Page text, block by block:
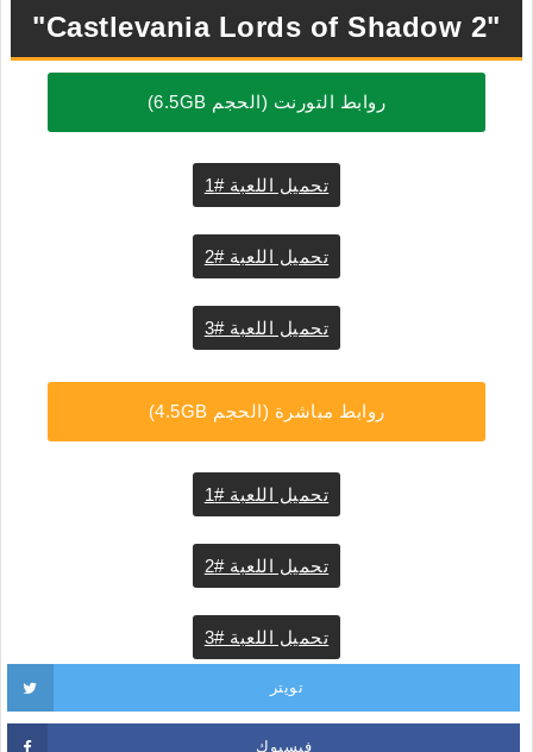
"Castlevania Lords of Shadow 2"
روابط التورنت (الحجم 6.5GB)
تحميل اللعبة #1
تحميل اللعبة #2
تحميل اللعبة #3
روابط مباشرة (الحجم 4.5GB)
تحميل اللعبة #1
تحميل اللعبة #2
تحميل اللعبة #3
تويتر
فيسبوك